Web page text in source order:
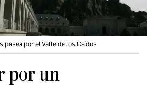
pasea por el Valle de los Caídos
por un